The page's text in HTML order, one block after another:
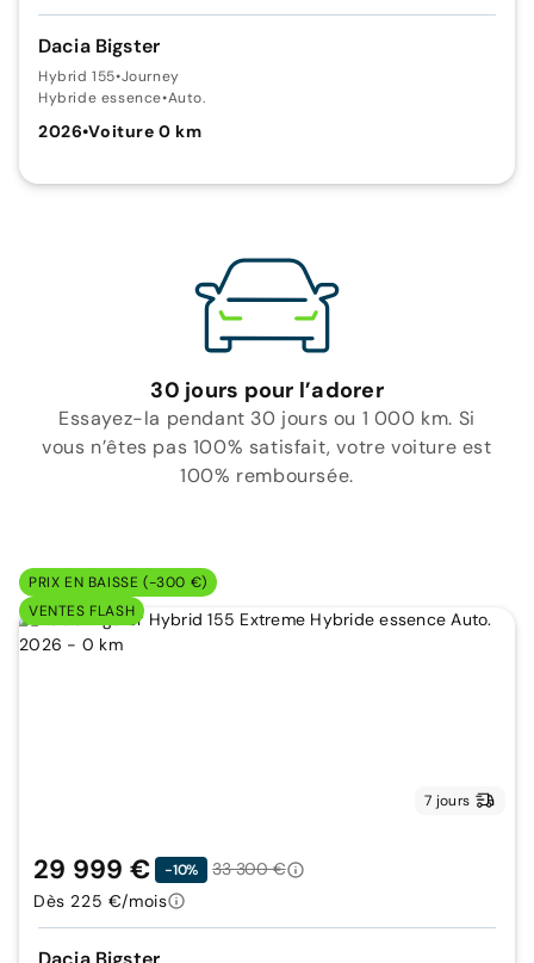
Dacia Bigster
Hybrid 155•Journey
Hybride essence•Auto.
2026•Voiture 0 km
30 jours pour l’adorer
Essayez-la pendant 30 jours ou 1 000 km. Si
vous n’êtes pas 100% satisfait, votre voiture est
100% remboursée.
PRIX EN BAISSE (-300 €)
VENTES FLASH
7 jours
29 999 € -10%
33 300 €
Dès 225 €/mois